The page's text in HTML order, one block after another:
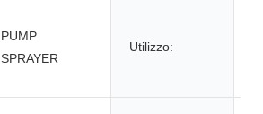
PUMP
SPRAYER
Utilizzo: